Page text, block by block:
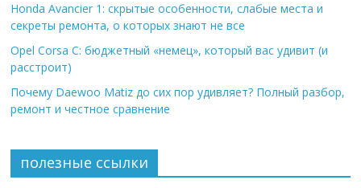
Honda Avancier 1: скрытые особенности, слабые места и
секреты ремонта, о которых знают не все
Opel Corsa C: бюджетный «немец», который вас удивит (и
расстроит)
Почему Daewoo Matiz до сих пор удивляет? Полный разбор,
ремонт и честное сравнение
полезные ссылки